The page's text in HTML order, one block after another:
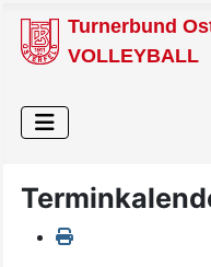
Turnerbund
VOLLEYBALL